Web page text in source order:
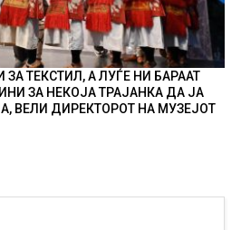
ТЕКСТИЛ, А ЛУЃЕ НИ БАРААТ
ЗА НЕКОЈА ТРАЈАНКА ДА ЈА
ВЕЛИ ДИРЕКТОРОТ НА МУЗЕЈОТ